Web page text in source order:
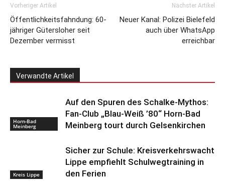
Vorheriger Artikel
Öffentlichkeitsfahndung: 60-
jähriger Gütersloher seit
Dezember vermisst
Nächster Artikel
Neuer Kanal: Polizei Bielefeld
auch über WhatsApp
erreichbar
Verwandte Artikel
Horn-Bad
Meinberg
Auf den Spuren des Schalke-Mythos:
Fan-Club „Blau-Weiß ’80“ Horn-Bad
Meinberg tourt durch Gelsenkirchen
Kreis Lippe
Sicher zur Schule: Kreisverkehrswacht
Lippe empfiehlt Schulwegtraining in
den Ferien